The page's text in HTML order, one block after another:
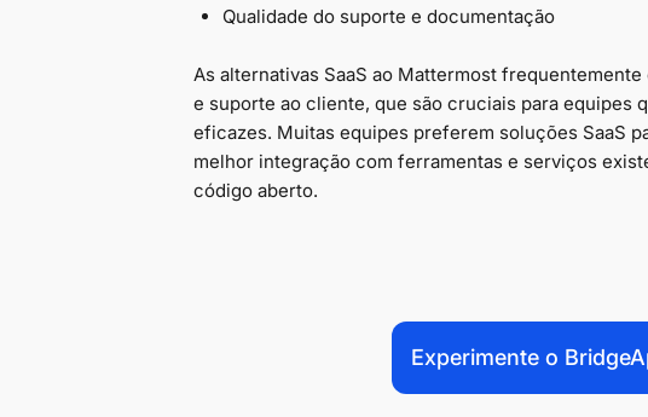
Qualidade do suporte e documentação
As alternativas SaaS ao Mattermost
e suporte ao cliente, que são cruciais para equipes
eficazes. Muitas equipes preferem soluções SaaS
melhor integração com ferramentas e serviços
código aberto.
Experimente o